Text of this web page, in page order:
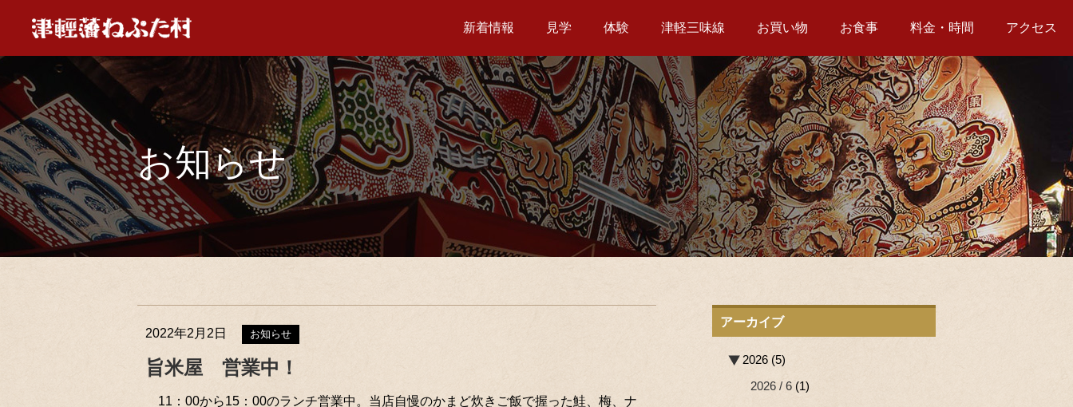
新着情報 見学 体験 津軽三味線 お買い物 お食事 料金・時間 アクセス
お知らせ
2022年2月2日 お知らせ
旨米屋 営業中！
11：00から15：00のランチ営業中。当店自慢のかまど炊きご飯で握った鮭、梅、ナ
アーカイブ
2026 (5)
2026 / 6 (1)